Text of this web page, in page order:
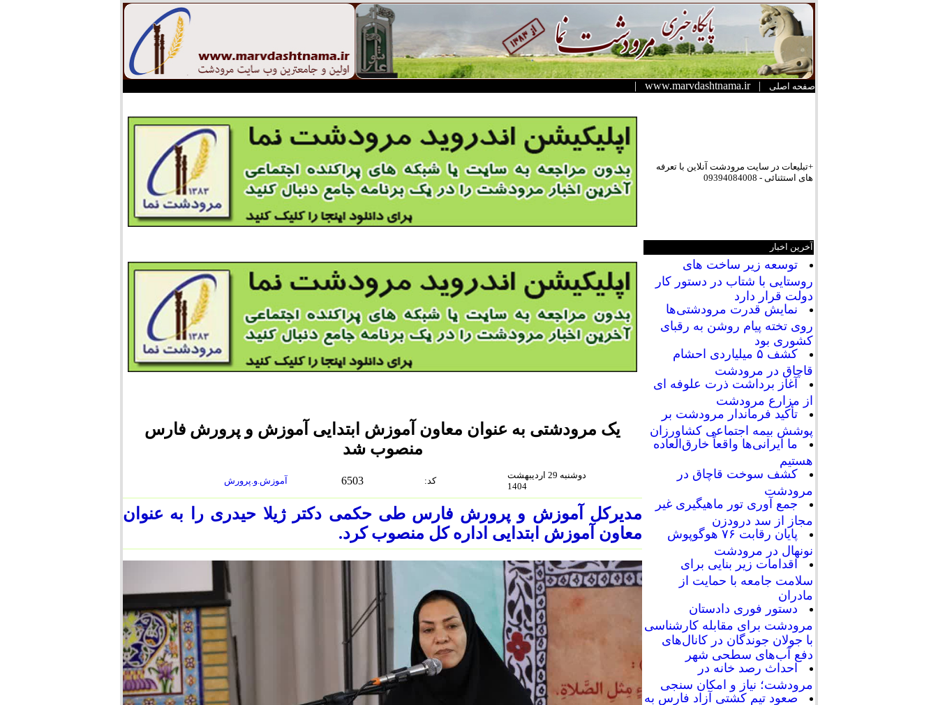
صفحه اصلی |
www.marvdashtnama.ir
|
+تبلیعات در سایت مرودشت آنلاین با تعرفه
های استثنائی - 09394084008
آخرین اخبار
توسعه زیر ساخت های
روستایی با شتاب در دستور کار
دولت قرار دارد
نمایش قدرت مرودشتی‌ها
روی تخته پیام روشن به رقبای
کشوری بود
کشف ۵ میلیاردی احشام
قاچاق در مرودشت
آغاز برداشت ذرت علوفه ای
از مزارع مرودشت
تأکید فرماندار مرودشت بر
پوشش بیمه اجتماعی کشاورزان
ما ایرانی‌ها واقعاً خارق‌العاده
هستیم
کشف سوخت قاچاق در
مرودشت
جمع آوری تور ماهیگیری غیر
مجاز از سد درودزن
پایان رقابت‌ ۷۶ هوگوپوش
نونهال در مرودشت
اقدامات زیر بنایی برای
سلامت جامعه با حمایت از
مادران
دستور فوری دادستان
مرودشت برای مقابله کارشناسی
با جولان جوندگان در کانال‌های
دفع آب‌های سطحی شهر
احداث رصد خانه در
مرودشت؛ نیاز و امکان سنجی
صعود تیم کشتی آزاد فارس به
یک مرودشتی به عنوان معاون آموزش ابتدایی آموزش و پرورش فارس
منصوب شد
6503 :كد
دوشنبه 29 اردیبهشت
1404
مدیرکل آموزش و پرورش فارس طی حکمی دکتر ژیلا حیدری را به عنوان
معاون آموزش ابتدایی اداره کل منصوب کرد.